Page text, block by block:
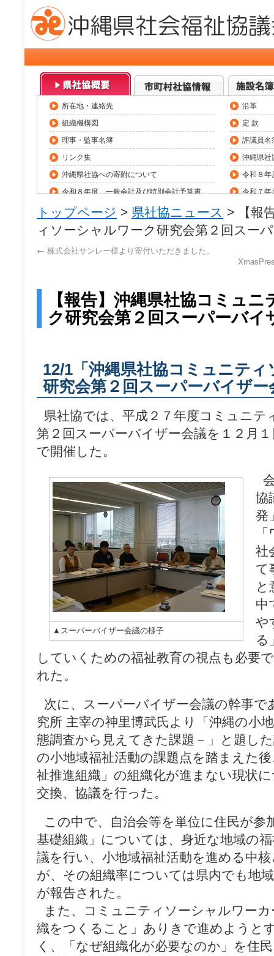
所在地・連絡先 沿革
組織機構図 定 款
理事・監事名簿 評議員名
リンク集 沖縄県
沖縄県社協への寄附について 令和８
令和８年度 一般会計及び特別会計予算書 令和７
令和７年度 一般会計及び特別会計決算 県内社
職員採用情報（令和8年度） 助成金情
県社協公
トップページ > 県社協ニュース > 【報
ィソーシャルワーク研究会第２回スー
← 株式会社サンレー様より寄付いただきました。
【報告】沖縄県社協コミュ
ク研究会第２回スーパーバイ
12/1「沖縄県社協コミュニテ
研究会第２回スーパーバイザー
県社協では、平成２７年度コミュニ
第２回スーパーバイザー会議を１２月
で開催した。
▲スーパーバイザー会議の様子
協
発
社
て
と
中
や
る
していくための福祉教育の視点も必要
れた。
次に、スーパーバイザー会議の幹事で
究所 主宰の神里博武氏より「沖縄の小
態調査から見えてきた課題－」と題し
の小地域福祉活動の課題点を踏まえた
祉推進組織」の組織化が進まない現状
交換、協議を行った。
この中で、自治会等を単位に住民が参
基礎組織」については、身近な地域の
議を行い、小地域福祉活動を進める中
が、その組織率については県内でも地
が報告された。
また、コミュニティソーシャルワー
織をつくること」ありきで進めようと
く、「なぜ組織化が必要なのか」を住